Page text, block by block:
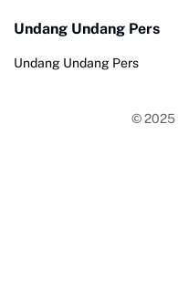
Undang Undang Pers
Undang Undang Pers
© 2025